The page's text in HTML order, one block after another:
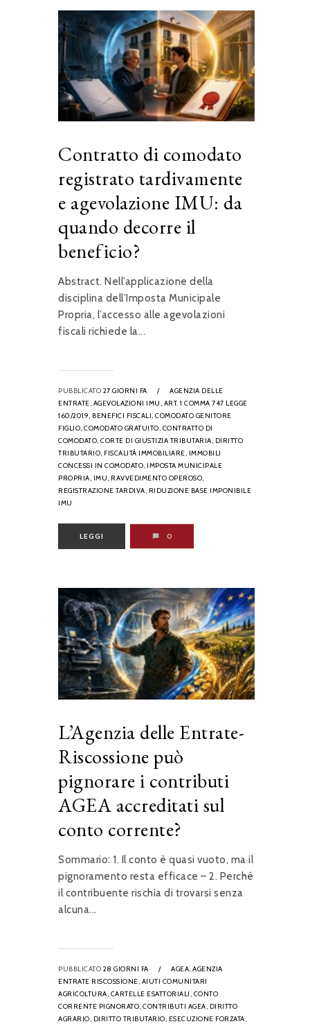
Contratto di comodato
registrato tardivamente
e agevolazione IMU: da
quando decorre il
beneficio?
Abstract. Nell’applicazione della
disciplina dell’Imposta Municipale
Propria, l’accesso alle agevolazioni
fiscali richiede la...
PUBBLICATO 27 GIORNI FA /
AGENZIA DELLE
ENTRATE, AGEVOLAZIONI IMU, ART. 1 COMMA 747 LEGGE
160/2019, BENEFICI FISCALI, COMODATO GENITORE
FIGLIO, COMODATO GRATUITO, CONTRATTO DI
COMODATO, CORTE DI GIUSTIZIA TRIBUTARIA, DIRITTO
TRIBUTARIO, FISCALITÀ IMMOBILIARE, IMMOBILI
CONCESSI IN COMODATO, IMPOSTA MUNICIPALE
PROPRIA, IMU, RAVVEDIMENTO OPEROSO,
REGISTRAZIONE TARDIVA, RIDUZIONE BASE IMPONIBILE
IMU
LEGGI 0
L’Agenzia delle Entrate-
Riscossione può
pignorare i contributi
AGEA accreditati sul
conto corrente?
Sommario: 1. Il conto è quasi vuoto, ma il
pignoramento resta efficace – 2. Perché
il contribuente rischia di trovarsi senza
alcuna...
PUBBLICATO 28 GIORNI FA / AGEA, AGENZIA
ENTRATE RISCOSSIONE, AIUTI COMUNITARI
AGRICOLTURA, CARTELLE ESATTORIALI, CONTO
CORRENTE PIGNORATO, CONTRIBUTI AGEA, DIRITTO
AGRARIO, DIRITTO TRIBUTARIO, ESECUZIONE FORZATA,